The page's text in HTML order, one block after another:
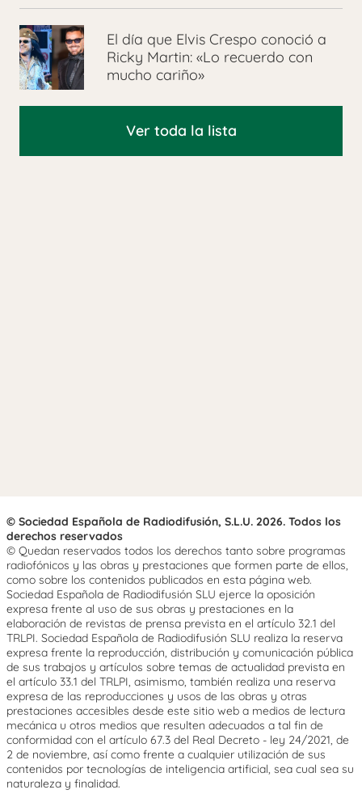
El día que Elvis Crespo conoció a
Ricky Martin: «Lo recuerdo con
mucho cariño»
Ver toda la lista
© Sociedad Española de Radiodifusión, S.L.U. 2026. Todos los
derechos reservados
© Quedan reservados todos los derechos tanto sobre programas
radiofónicos y las obras y prestaciones que formen parte de ellos,
como sobre los contenidos publicados en esta página web.
Sociedad Española de Radiodifusión SLU ejerce la oposición
expresa frente al uso de sus obras y prestaciones en la
elaboración de revistas de prensa prevista en el artículo 32.1 del
TRLPI. Sociedad Española de Radiodifusión SLU realiza la reserva
expresa frente la reproducción, distribución y comunicación pública
de sus trabajos y artículos sobre temas de actualidad prevista en
el artículo 33.1 del TRLPI, asimismo, también realiza una reserva
expresa de las reproducciones y usos de las obras y otras
prestaciones accesibles desde este sitio web a medios de lectura
mecánica u otros medios que resulten adecuados a tal fin de
conformidad con el artículo 67.3 del Real Decreto - ley 24/2021, de
2 de noviembre, así como frente a cualquier utilización de sus
contenidos por tecnologías de inteligencia artificial, sea cual sea su
naturaleza y finalidad.